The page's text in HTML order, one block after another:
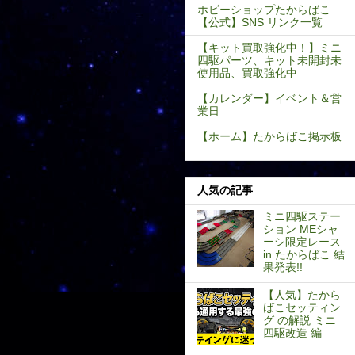
ホビーショップたからばこ
【公式】SNS リンク一覧
【キット買取強化中！】ミニ
四駆パーツ、キット未開封未
使用品、買取強化中
【カレンダー】イベント＆営
業日
【ホーム】たからばこ掲示板
人気の記事
ミニ四駆ステー
ション MEシャ
ーシ限定レース
in たからばこ 結
果発表!!
【人気】たから
ばこセッティン
グ の解説 ミニ
四駆改造 編